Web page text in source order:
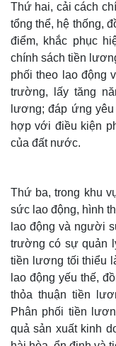
Thứ hai, cải cách
tổng thể, hệ thống,
điểm, khắc phục
chính sách tiền
phối theo lao động
trường, lấy tăng
lương; đáp ứng
hợp với điều kiện
của đất nước.
Thứ ba, trong khu
sức lao động, hình
lao động và người
trường có sự quản
tiền lương tối thiểu
lao động yếu thế,
thỏa thuận tiền
Phân phối tiền
quả sản xuất kinh